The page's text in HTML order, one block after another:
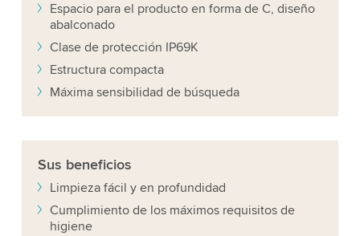
Espacio para el producto en forma de C, diseño
abalconado
Clase de protección IP69K
Estructura compacta
Máxima sensibilidad de búsqueda
Sus beneficios
Limpieza fácil y en profundidad
Cumplimiento de los máximos requisitos de
higiene